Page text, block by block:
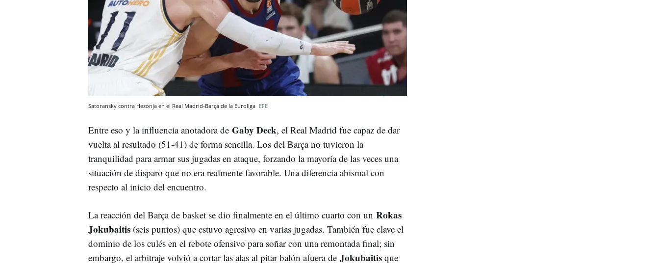
Satoransky contra Hezonja en el Real Madrid-Barça de la Euroliga EFE
Entre eso y la influencia anotadora de Gaby Deck, el Real Madrid fue capaz de dar
vuelta al resultado (51-41) de forma sencilla. Los del Barça no tuvieron la
tranquilidad para armar sus jugadas en ataque, forzando la mayoría de las veces una
situación de disparo que no era realmente favorable. Una diferencia abismal con
respecto al inicio del encuentro.
La reacción del Barça de basket se dio finalmente en el último cuarto con un Rokas
Jokubaitis (seis puntos) que estuvo agresivo en varias jugadas. También fue clave el
dominio de los culés en el rebote ofensivo para soñar con una remontada final; sin
embargo, el arbitraje volvió a cortar las alas al pitar balón afuera de Jokubaitis que